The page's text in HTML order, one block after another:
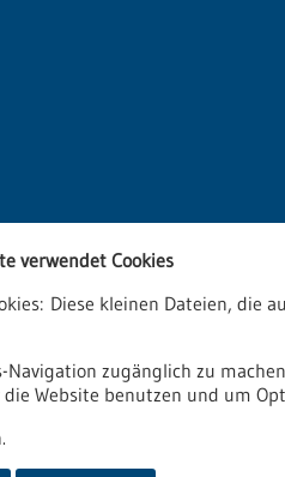
verwendet Cookies
Diese kleinen Dateien, die
zugänglich zu
Website benutzen und um